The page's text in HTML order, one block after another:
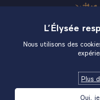
L’Élysée
Nous utilisons des
Plus
Oui,